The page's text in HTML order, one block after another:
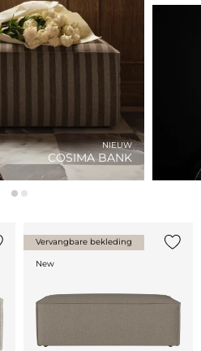
NIEUW
COSIMA BANK
Voeg {0} toe aan de lijst
Vervangbare bekleding
New